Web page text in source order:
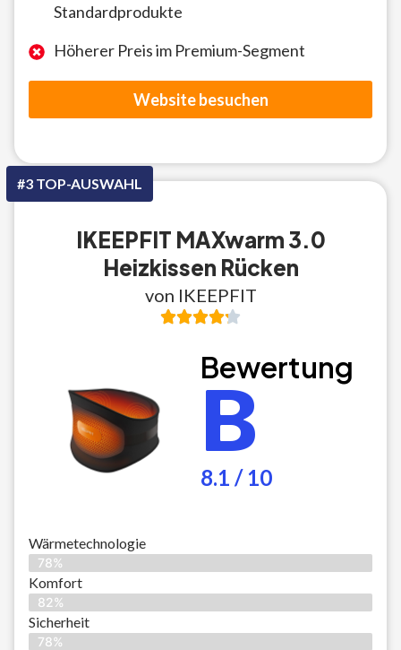
Standardprodukte
Höherer Preis im Premium-Segment
Website besuchen
#3 TOP-AUSWAHL
IKEEPFIT MAXwarm 3.0
Heizkissen Rücken
von IKEEPFIT
Bewertung
B
8.1 / 10
Wärmetechnologie
78%
Komfort
82%
Sicherheit
78%